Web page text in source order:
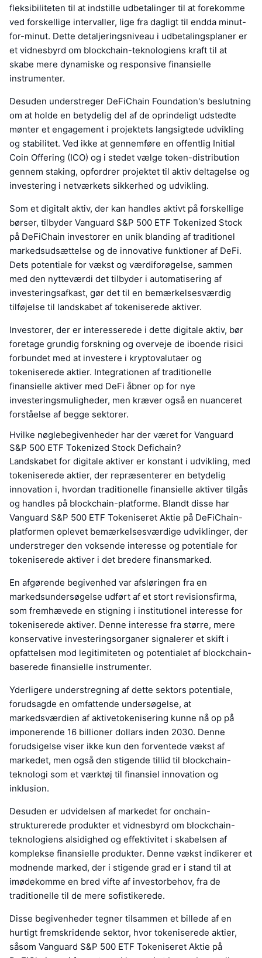
fleksibiliteten til at indstille udbetalinger til at forekomme
ved forskellige intervaller, lige fra dagligt til endda minut-
for-minut. Dette detaljeringsniveau i udbetalingsplaner er
et vidnesbyrd om blockchain-teknologiens kraft til at
skabe mere dynamiske og responsive finansielle
instrumenter.
Desuden understreger DeFiChain Foundation's beslutning
om at holde en betydelig del af de oprindeligt udstedte
mønter et engagement i projektets langsigtede udvikling
og stabilitet. Ved ikke at gennemføre en offentlig Initial
Coin Offering (ICO) og i stedet vælge token-distribution
gennem staking, opfordrer projektet til aktiv deltagelse og
investering i netværkets sikkerhed og udvikling.
Som et digitalt aktiv, der kan handles aktivt på forskellige
børser, tilbyder Vanguard S&P 500 ETF Tokenized Stock
på DeFiChain investorer en unik blanding af traditionel
markedsudsættelse og de innovative funktioner af DeFi.
Dets potentiale for vækst og værdiforøgelse, sammen
med den nytteværdi det tilbyder i automatisering af
investeringsafkast, gør det til en bemærkelsesværdig
tilføjelse til landskabet af tokeniserede aktiver.
Investorer, der er interesserede i dette digitale aktiv, bør
foretage grundig forskning og overveje de iboende risici
forbundet med at investere i kryptovalutaer og
tokeniserede aktier. Integrationen af traditionelle
finansielle aktiver med DeFi åbner op for nye
investeringsmuligheder, men kræver også en nuanceret
forståelse af begge sektorer.
Hvilke nøglebegivenheder har der været for Vanguard
S&P 500 ETF Tokenized Stock Defichain?
Landskabet for digitale aktiver er konstant i udvikling, med
tokeniserede aktier, der repræsenterer en betydelig
innovation i, hvordan traditionelle finansielle aktiver tilgås
og handles på blockchain-platforme. Blandt disse har
Vanguard S&P 500 ETF Tokeniseret Aktie på DeFiChain-
platformen oplevet bemærkelsesværdige udviklinger, der
understreger den voksende interesse og potentiale for
tokeniserede aktiver i det bredere finansmarked.
En afgørende begivenhed var afsløringen fra en
markedsundersøgelse udført af et stort revisionsfirma,
som fremhævede en stigning i institutionel interesse for
tokeniserede aktiver. Denne interesse fra større, mere
konservative investeringsorganer signalerer et skift i
opfattelsen mod legitimiteten og potentialet af blockchain-
baserede finansielle instrumenter.
Yderligere understregning af dette sektors potentiale,
forudsagde en omfattende undersøgelse, at
markedsværdien af aktivetokenisering kunne nå op på
imponerende 16 billioner dollars inden 2030. Denne
forudsigelse viser ikke kun den forventede vækst af
markedet, men også den stigende tillid til blockchain-
teknologi som et værktøj til finansiel innovation og
inklusion.
Desuden er udvidelsen af markedet for onchain-
strukturerede produkter et vidnesbyrd om blockchain-
teknologiens alsidighed og effektivitet i skabelsen af
komplekse finansielle produkter. Denne vækst indikerer et
modnende marked, der i stigende grad er i stand til at
imødekomme en bred vifte af investorbehov, fra de
traditionelle til de mere sofistikerede.
Disse begivenheder tegner tilsammen et billede af en
hurtigt fremskridende sektor, hvor tokeniserede aktier,
såsom Vanguard S&P 500 ETF Tokeniseret Aktie på